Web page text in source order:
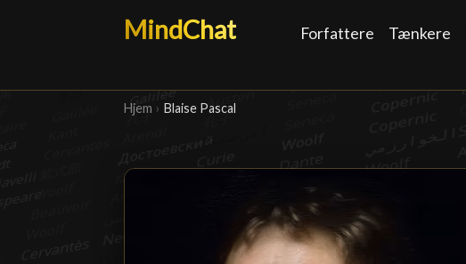
MindChat Forfattere Tænkere
Hjem › Blaise Pascal